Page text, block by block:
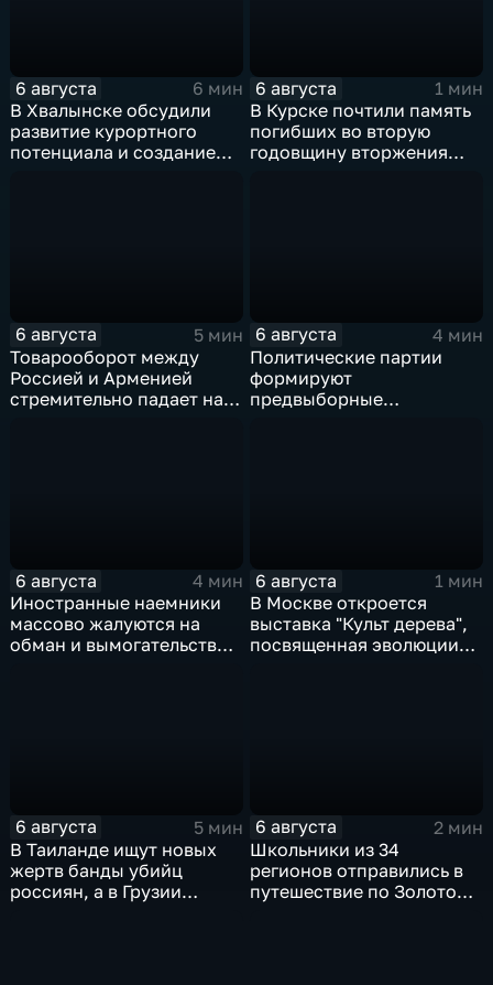
6 августа
6 мин
В Хвалынске обсудили
развитие курортного
потенциала и создание
6 августа
1 мин
В Курске почтили память
погибших во вторую
годовщину вторжения
6 августа
5 мин
Товарооборот между
Россией и Арменией
стремительно падает на
6 августа
4 мин
Политические партии
формируют
предвыборные
6 августа
4 мин
Иностранные наемники
массово жалуются на
обман и вымогательство
6 августа
1 мин
В Москве откроется
выставка "Культ дерева",
посвященная эволюции
6 августа
5 мин
В Таиланде ищут новых
жертв банды убийц
россиян, а в Грузии
6 августа
2 мин
Школьники из 34
регионов отправились в
путешествие по Золотому